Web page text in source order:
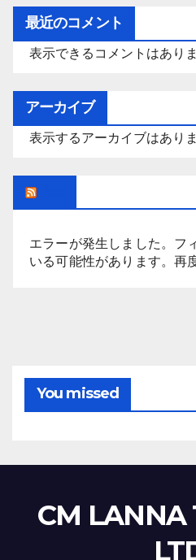
ゴ
リ
ー
最近のコメント
表示できるコメントはありま
アーカイブ
表示するアーカイブはありま
エラーが発生しました。フ
いる可能性があります。再
You missed
CM LANNA